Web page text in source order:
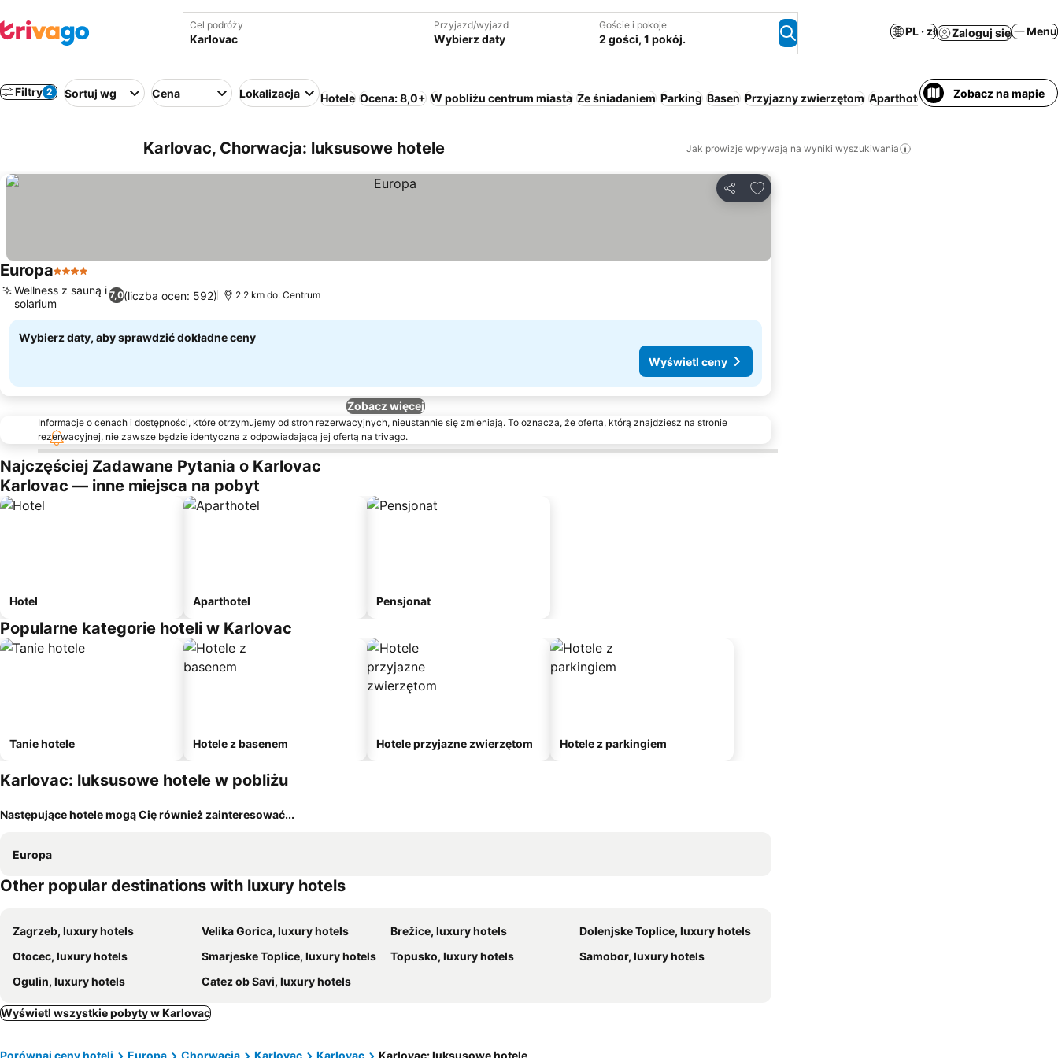
Cel podróży Przyjazd/wyjazd
Wybierz daty
Goście i pokoje
2 gości, 1 pokój.
PL · zł Zaloguj się Menu
Filtry 2 Sortuj wg Cena Lokalizacja Hotele Ocena: 8,0+ W pobliżu centrum miasta Ze śniadaniem Parking Basen Przyjazny zwierzętom Aparthotel Spa Zobacz na mapie
Karlovac, Chorwacja: luksusowe hotele Jak prowizje wpływają na wyniki wyszukiwania
Udostępnij
Dodaj do ulubionych
Europa4 Kategoria
7,0(liczba ocen: 592)
Wellness z sauną i
solarium
2.2 km do: Centrum
Wybierz daty, aby sprawdzić dokładne ceny
Wyświetl ceny
Zobacz więcej
Informacje o cenach i dostępności, które otrzymujemy od stron rezerwacyjnych, nieustannie się zmieniają. To oznacza, że oferta, którą znajdziesz na stronie
rezerwacyjnej, nie zawsze będzie identyczna z odpowiadającą jej ofertą na trivago.
Najczęściej Zadawane Pytania o Karlovac
Karlovac — inne miejsca na pobyt
Hotel Aparthotel Pensjonat
Popularne kategorie hoteli w Karlovac
Tanie hotele Hotele z basenem Hotele przyjazne zwierzętom Hotele z parkingiem
Karlovac: luksusowe hotele w pobliżu
Następujące hotele mogą Cię również zainteresować...
Europa
Other popular destinations with luxury hotels
Zagrzeb, luxury hotels Velika Gorica, luxury hotels Brežice, luxury hotels
Dolenjske Toplice, luxury hotels
Otocec, luxury hotels
Smarjeske Toplice, luxury hotels Topusko, luxury hotels
Samobor, luxury hotels
Ogulin, luxury hotels
Catez ob Savi, luxury hotels
Wyświetl wszystkie pobyty w Karlovac
Porównaj ceny hoteli Europa Chorwacja Karlovac Karlovac Karlovac: luksusowe hotele